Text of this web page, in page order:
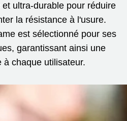
ultra-durable pour réduire
la résistance à l'usure.
est sélectionné pour ses
garantissant ainsi une
à chaque utilisateur.